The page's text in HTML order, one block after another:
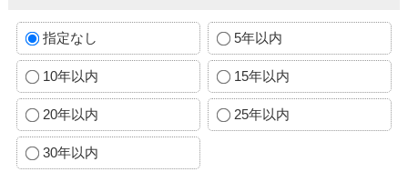
指定なし 5年以内
10年以内 15年以内
20年以内 25年以内
30年以内